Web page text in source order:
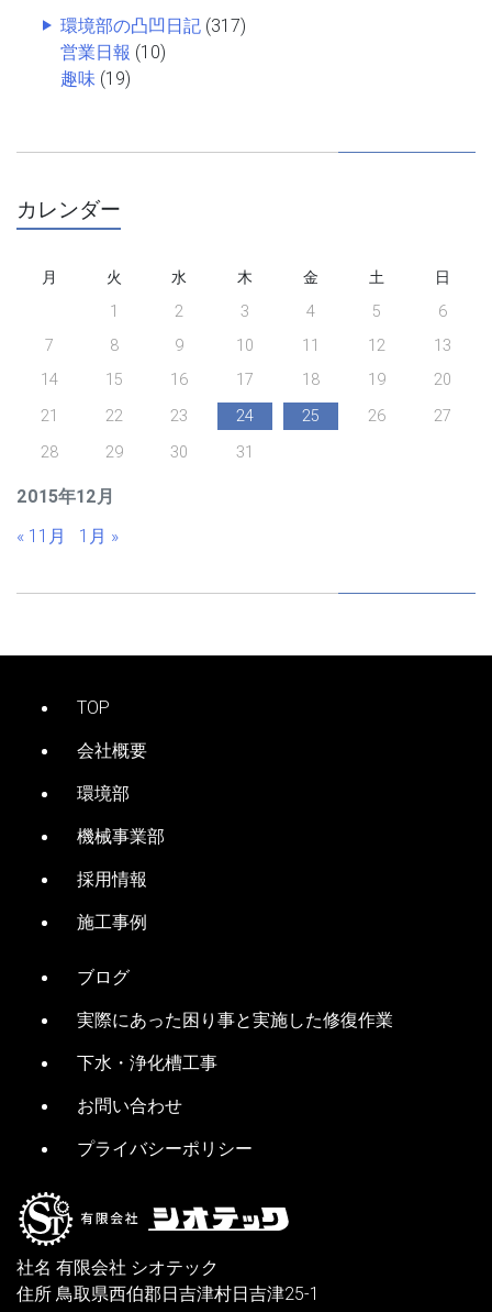
環境部の凸凹日記 (317)
営業日報 (10)
趣味 (19)
カレンダー
2015年12月
月 火 水 木 金 土
日
1
2 3 4 5
6
7
8 9 10 11 12
13
14
15 16 17 18 19
20
21
22 23 24 25 26
27
28
29 30 31
« 11月 1月 »
TOP
会社概要
環境部
機械事業部
採用情報
施工事例
ブログ
実際にあった困り事と実施した修復作業
下水・浄化槽工事
お問い合わせ
プライバシーポリシー
社名 有限会社 シオテック
住所 鳥取県西伯郡日吉津村日吉津25-1